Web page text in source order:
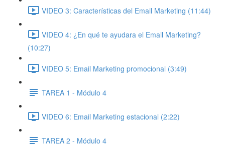
VIDEO 3: Características del Email Marketing (11:44)
VIDEO 4: ¿En qué te ayudara el Email Marketing?
(10:27)
VIDEO 5: Email Marketing promocional (3:49)
TAREA 1 - Módulo 4
VIDEO 6: Email Marketing estacional (2:22)
TAREA 2 - Módulo 4